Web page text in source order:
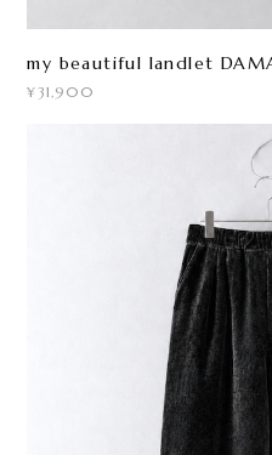
my beautiful landlet
¥31,900